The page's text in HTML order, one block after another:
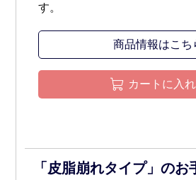
す。
商品情報はこち
カートに入
「皮脂崩れタイプ」のお